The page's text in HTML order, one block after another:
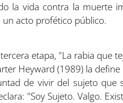
la vida contra la muerte
un acto profético público.
etapa, "La rabia que
Heyward (1989) la
de vivir del sujeto que
"Soy Sujeto. Valgo.